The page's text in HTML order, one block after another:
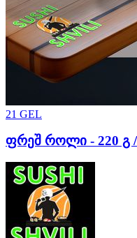
21 GEL
ფრეშ როლი - 220 გ /